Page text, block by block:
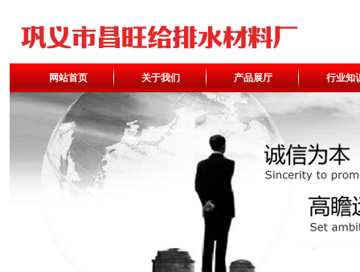
网站首页 关于我们 产品展厅 行业知